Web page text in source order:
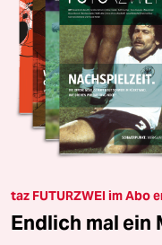
taz FUTURZWEI im Abo
Endlich mal ein